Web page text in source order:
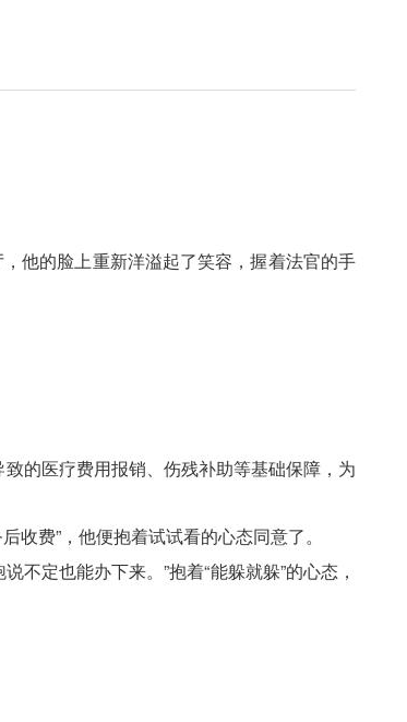
他的脸上重新洋溢起了笑容，握着法官的手
的医疗费用报销、伤残补助等基础保障，为
费”，他便抱着试试看的心态同意了。
定也能办下来。”抱着“能躲就躲”的心态，